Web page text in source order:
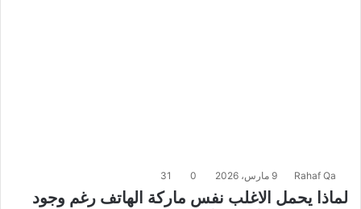
Rahaf Qa 9 مارس، 2026 0
31
لماذا يحمل الاغلب نفس ماركة الهاتف رغم وجود